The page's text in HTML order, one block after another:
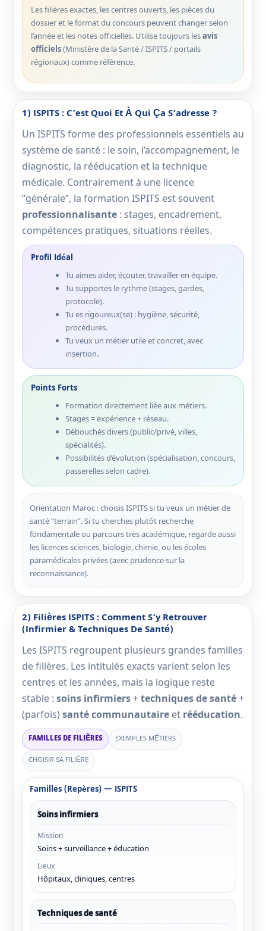
Les filières exactes, les centres ouverts, les pièces du
dossier et le format du concours peuvent changer selon
l’année et les notes officielles. Utilise toujours lesavis
officiels(Ministère de la Santé / ISPITS / portails
régionaux) comme référence.
1) ISPITS : C’est Quoi Et À Qui Ça S’adresse ?
Un ISPITS forme des professionnels essentiels au
système de santé : le soin, l’accompagnement, le
diagnostic, la rééducation et la technique
médicale. Contrairement à une licence
“générale”, la formation ISPITS est souvent
professionnalisante : stages, encadrement,
compétences pratiques, situations réelles.
Profil Idéal
Tu aimes aider, écouter, travailler en équipe.
Tu supportes le rythme (stages, gardes,
protocole).
Tu es rigoureux(se) : hygiène, sécurité,
procédures.
Tu veux un métier utile et concret, avec
insertion.
Points Forts
Formation directement liée aux métiers.
Stages = expérience + réseau.
Débouchés divers (public/privé, villes,
spécialités).
Possibilités d’évolution (spécialisation, concours,
passerelles selon cadre).
Orientation Maroc : choisis ISPITS si tu veux un métier de
santé “terrain”. Si tu cherches plutôt recherche
fondamentale ou parcours très académique, regarde aussi
les licences sciences, biologie, chimie, ou les écoles
paramédicales privées (avec prudence sur la
reconnaissance).
2) Filières ISPITS : Comment S’y Retrouver
(infirmier & Techniques De Santé)
Les ISPITS regroupent plusieurs grandes familles
de filières. Les intitulés exacts varient selon les
centres et les années, mais la logique reste
stable : soins infirmiers+techniques de santé+
(parfois) santé communautaire et rééducation.
FAMILLES DE FILIÈRES
EXEMPLES MÉTIERS
CHOISIR SA FILIÈRE
Familles (repères) — ISPITS
Soins infirmiers
Mission
Soins + surveillance + éducation
Lieux
Hôpitaux, cliniques, centres
Techniques de santé